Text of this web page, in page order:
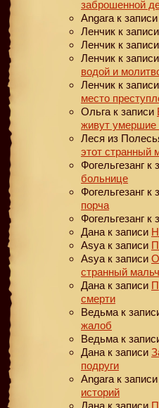
заброшенной
Angara к записи
Ленчик к записи
Ленчик к записи
Ленчик к записи
водой и
Ленчик к записи
место
Ольга к записи
живут
Леся из
этот странный
Фогельгезанг к
больнице
Фогельгезанг к
порча
Фогельгезанг к
Дана к записи
Asya к записи
Asya к записи
странный
Дана к записи
смерти
Ведьма к
жалоб
Ведьма к
Дана к записи
подруги
Angara к записи
историй
Дана к записи